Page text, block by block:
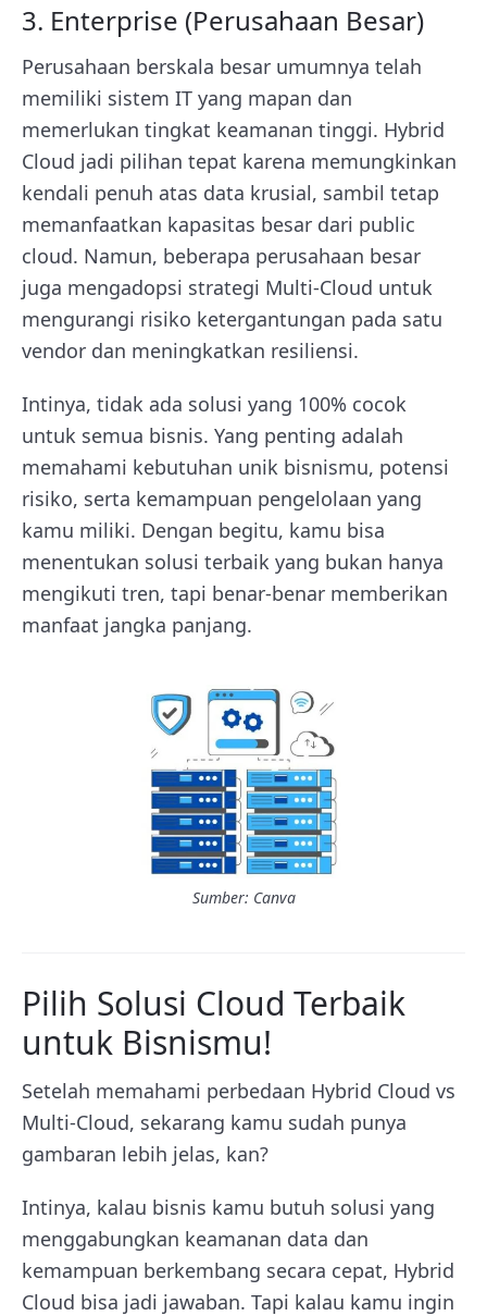
3. Enterprise (Perusahaan Besar)
Perusahaan berskala besar umumnya telah
memiliki sistem IT yang mapan dan
memerlukan tingkat keamanan tinggi. Hybrid
Cloud jadi pilihan tepat karena memungkinkan
kendali penuh atas data krusial, sambil tetap
memanfaatkan kapasitas besar dari public
cloud. Namun, beberapa perusahaan besar
juga mengadopsi strategi Multi-Cloud untuk
mengurangi risiko ketergantungan pada satu
vendor dan meningkatkan resiliensi.
Intinya, tidak ada solusi yang 100% cocok
untuk semua bisnis. Yang penting adalah
memahami kebutuhan unik bisnismu, potensi
risiko, serta kemampuan pengelolaan yang
kamu miliki. Dengan begitu, kamu bisa
menentukan solusi terbaik yang bukan hanya
mengikuti tren, tapi benar-benar memberikan
manfaat jangka panjang.
Sumber: Canva
Pilih Solusi Cloud Terbaik
untuk Bisnismu!
Setelah memahami perbedaan Hybrid Cloud vs
Multi-Cloud, sekarang kamu sudah punya
gambaran lebih jelas, kan?
Intinya, kalau bisnis kamu butuh solusi yang
menggabungkan keamanan data dan
kemampuan berkembang secara cepat, Hybrid
Cloud bisa jadi jawaban. Tapi kalau kamu ingin